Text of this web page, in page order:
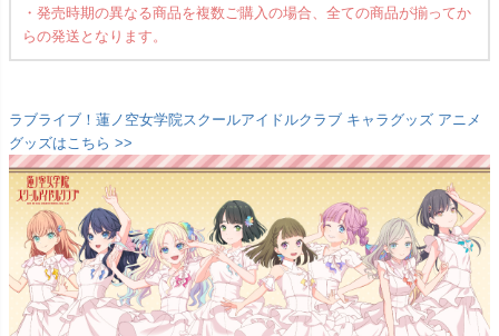
・発売時期の異なる商品を複数ご購入の場合、全ての商品が揃ってか
らの発送となります。
ラブライブ！蓮ノ空女学院スクールアイドルクラブ キャラグッズ アニメ
グッズはこちら >>